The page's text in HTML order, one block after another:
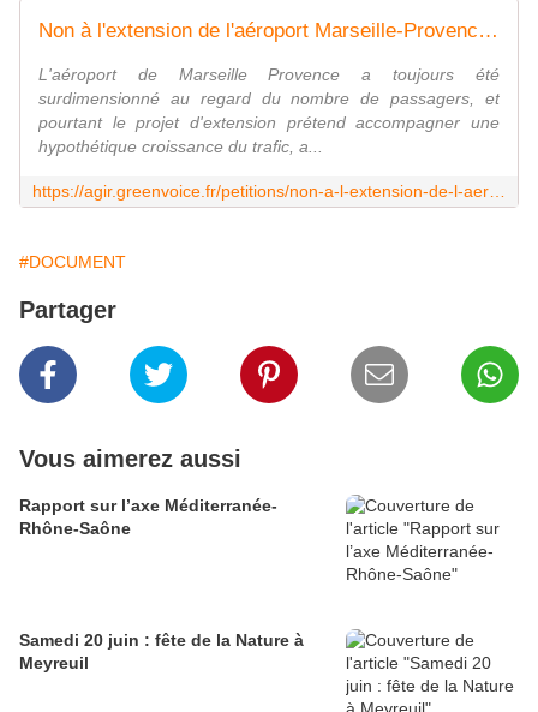
Non à l'extension de l'aéroport Marseille-Provence : ce projet est un non-sens climatique et social
L'aéroport de Marseille Provence a toujours été
surdimensionné au regard du nombre de passagers, et
pourtant le projet d'extension prétend accompagner une
hypothétique croissance du trafic, a...
#DOCUMENT
Partager
Vous aimerez aussi
Rapport sur l’axe Méditerranée-
Rhône-Saône
Samedi 20 juin : fête de la Nature à
Meyreuil